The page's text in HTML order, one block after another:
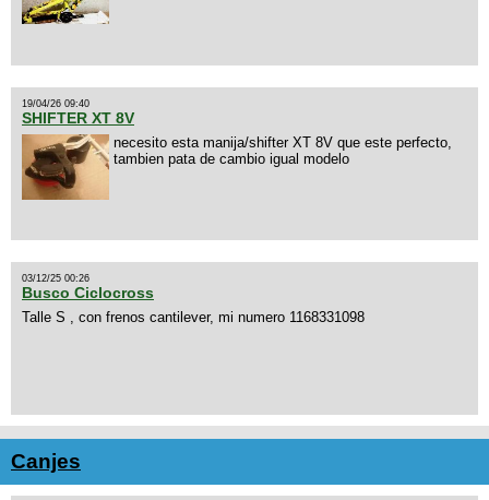
19/04/26 09:40
SHIFTER XT 8V
necesito esta manija/shifter XT 8V que este perfecto,
tambien pata de cambio igual modelo
03/12/25 00:26
Busco Ciclocross
Talle S , con frenos cantilever, mi numero 1168331098
Canjes